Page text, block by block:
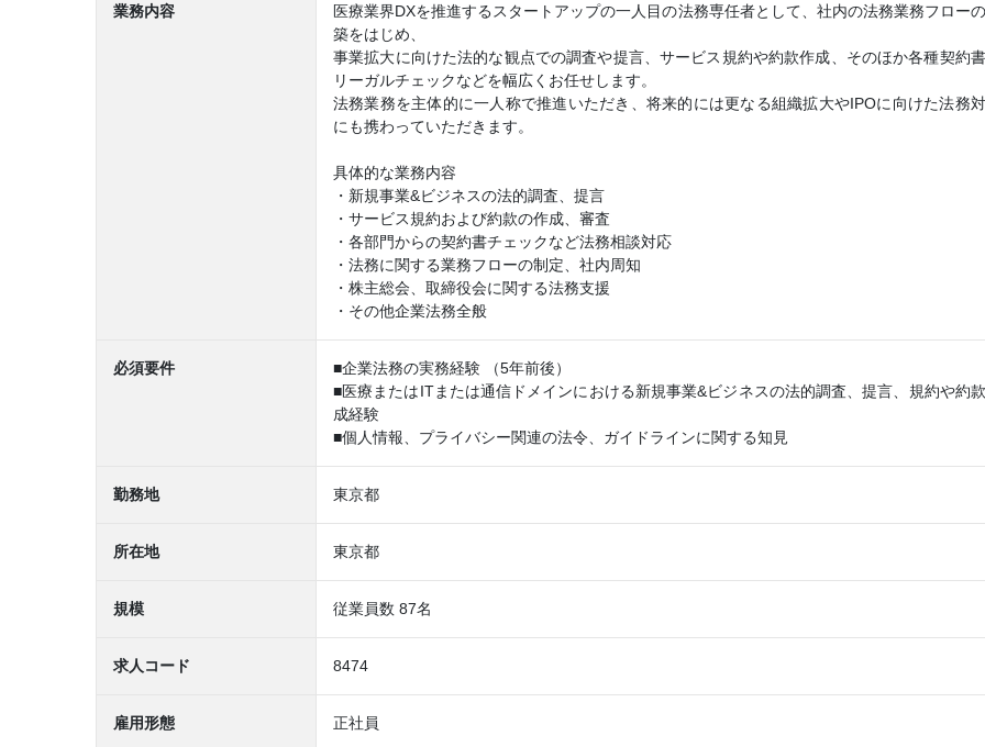
業務内容
医療業界DXを推進するスタートアップの一人目の法務専任者として、社内の法務業務フロー
築をはじめ、
事業拡大に向けた法的な観点での調査や提言、サービス規約や約款作成、そのほか各種契約
リーガルチェックなどを幅広くお任せします。
法務業務を主体的に一人称で推進いただき、将来的には更なる組織拡大やIPOに向けた法務
にも携わっていただきます。
具体的な業務内容
・新規事業&ビジネスの法的調査、提言
・サービス規約および約款の作成、審査
・各部門からの契約書チェックなど法務相談対応
・法務に関する業務フローの制定、社内周知
・株主総会、取締役会に関する法務支援
・その他企業法務全般
必須要件
■企業法務の実務経験 （5年前後）
■医療またはITまたは通信ドメインにおける新規事業&ビジネスの法的調査、提言、規約や約
成経験
■個人情報、プライバシー関連の法令、ガイドラインに関する知見
勤務地 東京都
所在地 東京都
規模 従業員数 87名
求人コード 8474
雇用形態 正社員